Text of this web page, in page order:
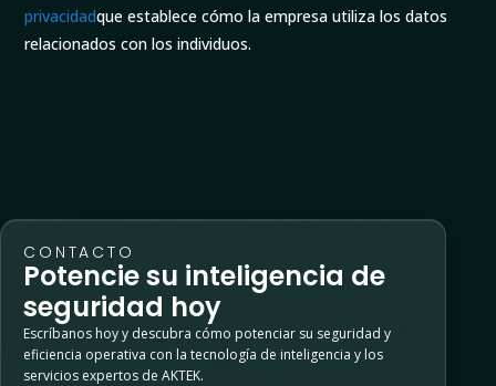
privacidadque establece cómo la empresa utiliza los datos
relacionados con los individuos.
CONTACTO
Potencie su inteligencia de
seguridad hoy
Escríbanos hoy y descubra cómo potenciar su seguridad y
eficiencia operativa con la tecnología de inteligencia y los
servicios expertos de AKTEK.